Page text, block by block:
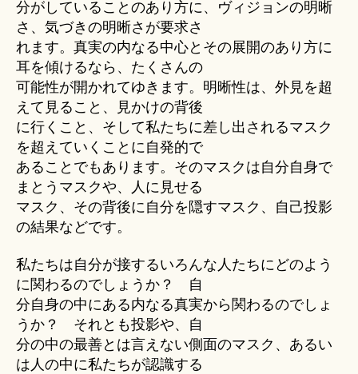
分がしていることのあり方に、ヴィジョンの明晰
さ、気づきの明晰さが要求さ
れます。真実の内なる中心とその展開のあり方に
耳を傾けるなら、たくさんの
可能性が開かれてゆきます。明晰性は、外見を超
えて見ること、見かけの背後
に行くこと、そして私たちに差し出されるマスク
を超えていくことに自発的で
あることでもあります。そのマスクは自分自身で
まとうマスクや、人に見せる
マスク、その背後に自分を隠すマスク、自己投影
の結果などです。
私たちは自分が接するいろんな人たちにどのよう
に関わるのでしょうか？ 自
分自身の中にある内なる真実から関わるのでしょ
うか？ それとも投影や、自
分の中の最善とは言えない側面のマスク、あるい
は人の中に私たちが認識する